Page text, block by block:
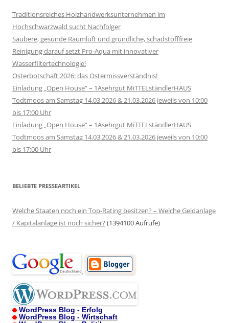
Traditionsreiches Holzhandwerksunternehmen im
Hochschwarzwald sucht Nachfolger
Saubere, gesunde Raumluft und gründliche, schadstofffreie
Reinigung darauf setzt Pro-Aqua mit innovativer
Wasserfiltertechnologie!
Osterbotschaft 2026: das Ostermissverständnis!
Einladung „Open House“ – 1Asehrgut MiTTELständlerHAUS
Todtmoos am Samstag 14.03.2026 & 21.03.2026 jeweils von 10:00
bis 17:00 Uhr
Einladung „Open House“ – 1Asehrgut MiTTELständlerHAUS
Todtmoos am Samstag 14.03.2026 & 21.03.2026 jeweils von 10:00
bis 17:00 Uhr
BELIEBTE PRESSEARTIKEL
Welche Staaten noch ein Top-Rating besitzen? – Welche Geldanlage
/ Kapitalanlage ist noch sicher? (1394100 Aufrufe)
.
WordPress Blog - Erfolg
WordPress Blog - Wirtschaft